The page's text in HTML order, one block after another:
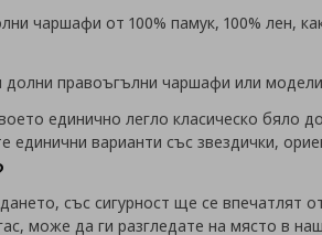
чаршафи от 100% памук, 100% лен,
правоъгълни чаршафи или
единично легло класическо бяло
варианти със звездички,
със сигурност ще се впечатлят
може да ги разгледате на място в